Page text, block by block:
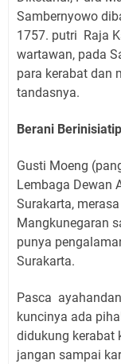
Sambernyowo
1757. putri Raja
wartawan, pada
para kerabat dan
tandasnya.
Berani Berinisiatip
Gusti Moeng
Lembaga Dewan
Surakarta,
Mangkunegaran
punya
Surakarta.
Pasca
kuncinya ada
didukung kerabat
jangan sampai